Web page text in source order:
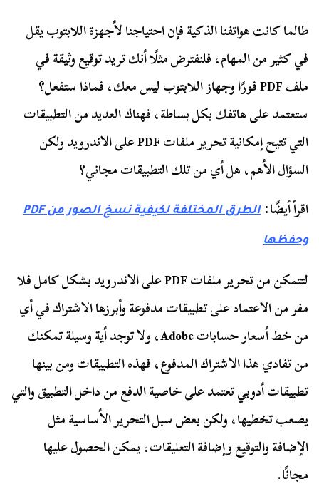
طالما كانت هواتفنا الذكية فإن احتياجنا لأجهزة اللابتوب يقل
في كثير من المهام، فلنفترض مثلًا أنك تريد توقيع وثيقة في
ملف PDF فورًا وجهاز اللابتوب ليس معك، فماذا ستفعل؟
ستعتمد على هاتفك بكل بساطة، فهناك العديد من التطبيقات
التي تتيح إمكانية تحرير ملفات PDF على الاندرويد ولكن
السؤال الأهم، هل أي من تلك التطبيقات مجاني؟
اقرأ أيضًا:
الطرق المختلفة لكيفية نسخ الصور من PDF
وحفظها
لتتمكن من تحرير ملفات PDF على الاندرويد بشكل كامل فلا
مفر من الاعتماد على تطبيقات مدفوعة وأبرزها الاشتراك في أي
من خط أسعار حسابات Adobe، ولا توجد أية وسيلة تمكنك
من تفادي هذا الاشتراك المدفوع، فهذه التطبيقات ومن بينها
تطبيقات أدوبي تعتمد على خاصية الدفع من داخل التطبيق والتي
يصعب تخطيها، ولكن بعض سبل التحرير الأساسية مثل
الإضافة والتوقيع وإضافة التعليقات، يمكن الحصول عليها
مجانًا.